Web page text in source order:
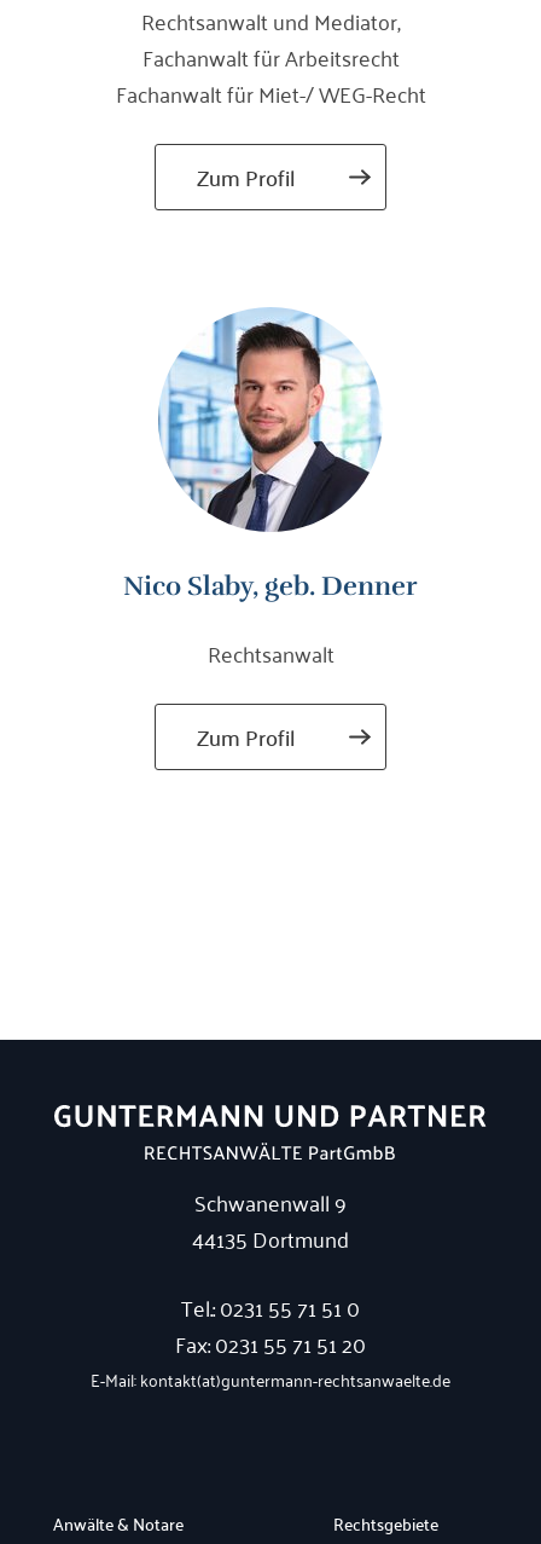
Rechtsanwalt und Mediator,
Fachanwalt für Arbeitsrecht
Fachanwalt für Miet-/ WEG-Recht
Zum Profil
Nico Slaby, geb. Denner
Rechtsanwalt
Zum Profil
Schwanenwall 9
44135 Dortmund
Tel.: 0231 55 71 51 0
Fax: 0231 55 71 51 20
E-Mail: kontakt(at)guntermann-rechtsanwaelte.de
Anwälte & Notare Rechtsgebiete